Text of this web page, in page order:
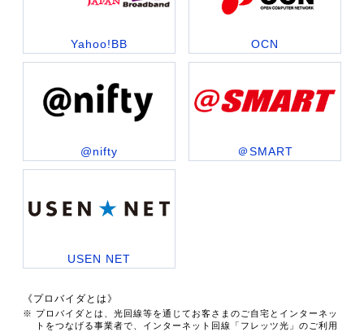
Yahoo!BB OCN
@nifty ＠SMART
USEN NET
《プロバイダとは》
※ プロバイダとは、光回線等を通じてお客さまのご自宅とインターネッ
トをつなげる事業者で、インターネット回線「フレッツ光」のご利用